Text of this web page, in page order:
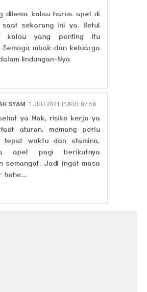
dilema kalau harus apel di
saat sekarang ini ya. Betul
kalau yang penting itu
Semoga mbak dan keluarga
lindungan-Nya
SYAM 1 JULI 2021 PUKUL 07.58
ya Mak, risiko kerja ya
aturan, memang perlu
tepat waktu dan stamina,
apel pagi berikutnya
semangat. Jadi ingat masa
hehe...